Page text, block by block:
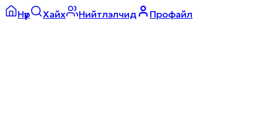
Нүүр Хайх Нийтлэлчид Профайл